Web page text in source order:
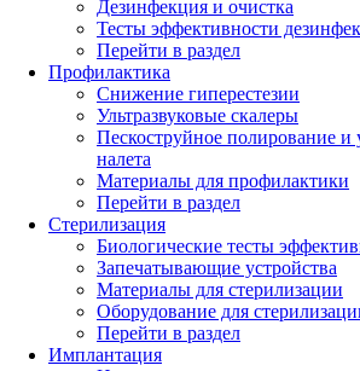
Дезинфекция и очистка
Тесты эффективности
Перейти в раздел
Профилактика
Снижение гиперестезии
Ультразвуковые скалеры
Пескоструйное полирование и
налета
Материалы для профилактики
Перейти в раздел
Стерилизация
Биологические тесты
Запечатывающие устройства
Материалы для стерилизации
Оборудование для
Перейти в раздел
Имплантация